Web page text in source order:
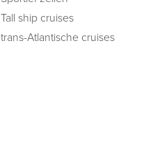
Tall ship cruises
trans-Atlantische cruises